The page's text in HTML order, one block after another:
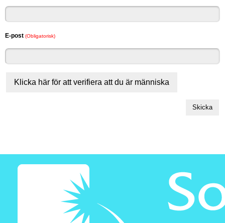
E-post (Obligatorisk)
Klicka här för att verifiera att du är människa